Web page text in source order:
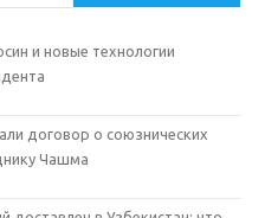
и новые технологии
договор о союзнических
Чашма